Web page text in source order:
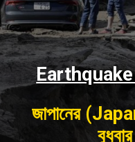
জাপানের